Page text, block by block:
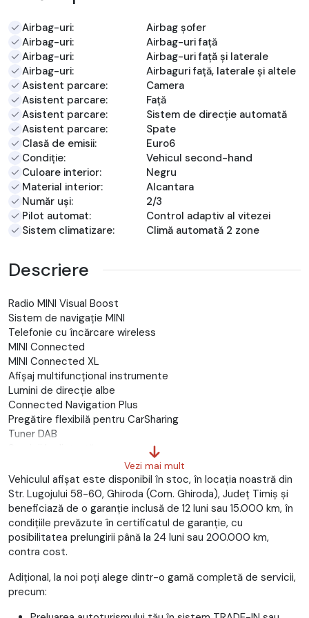
Airbag-uri:
Airbag șofer
Airbag-uri:
Airbag-uri față
Airbag-uri:
Airbag-uri față și laterale
Airbag-uri:
Airbaguri față, laterale și altele
Asistent parcare:
Camera
Asistent parcare:
Față
Asistent parcare:
Sistem de direcție automată
Asistent parcare:
Spate
Clasă de emisii:
Euro6
Condiție:
Vehicul second-hand
Culoare interior:
Negru
Material interior:
Alcantara
Număr uși:
2/3
Pilot automat:
Control adaptiv al vitezei
Sistem climatizare:
Climă automată 2 zone
Descriere
Radio MINI Visual Boost
Sistem de navigație MINI
Telefonie cu încărcare wireless
MINI Connected
MINI Connected XL
Afișaj multifuncțional instrumente
Lumini de direcție albe
Connected Navigation Plus
Pregătire flexibilă pentru CarSharing
Tuner DAB
Apel inteligent de urgență
MINI Head-Up Display
Teleservices
Versiune germană
Versiune lingvistică germană
Pachet vizibilitate
Încălzire blow-by
Aer condiționat automat
Vezi mai mult
Vehiculul afișat este disponibil în stoc, în locația noastră din
Str. Lugojului 58-60, Ghiroda (Com. Ghiroda), Județ Timiş și
beneficiază de o garanție inclusă de 12 luni sau 15.000 km, în
condițiile prevăzute în certificatul de garanție, cu
posibilitatea prelungirii până la 24 luni sau 200.000 km,
contra cost.
Adițional, la noi poți alege dintr-o gamă completă de servicii,
precum: